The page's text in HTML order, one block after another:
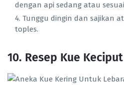
dengan api sedang atau
Tunggu dingin dan sajikan
toples.
10. Resep Kue Keciput